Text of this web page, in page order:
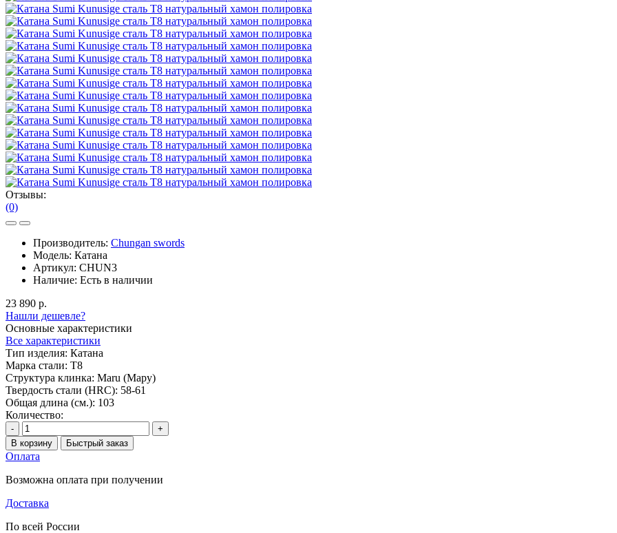
Отзывы:
(0)
Производитель: Chungan swords
Модель: Катана
Артикул: CHUN3
Наличие: Есть в наличии
23 890 р.
Нашли дешевле?
Основные характеристики
Все характеристики
Тип изделия: Катана
Марка стали: T8
Структура клинка: Maru (Мару)
Твердость стали (HRC): 58-61
Общая длина (см.): 103
Количество:
-
+
В корзину
Быстрый заказ
Оплата
Возможна оплата при получении
Доставка
По всей России